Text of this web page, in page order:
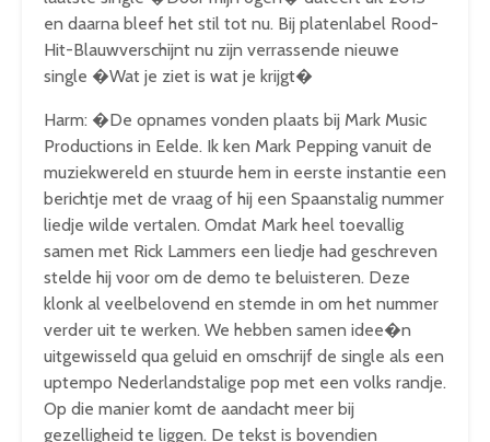
en daarna bleef het stil tot nu. Bij platenlabel Rood-
Hit-Blauwverschijnt nu zijn verrassende nieuwe
single �Wat je ziet is wat je krijgt�
Harm: �De opnames vonden plaats bij Mark Music
Productions in Eelde. Ik ken Mark Pepping vanuit de
muziekwereld en stuurde hem in eerste instantie een
berichtje met de vraag of hij een Spaanstalig nummer
liedje wilde vertalen. Omdat Mark heel toevallig
samen met Rick Lammers een liedje had geschreven
stelde hij voor om de demo te beluisteren. Deze
klonk al veelbelovend en stemde in om het nummer
verder uit te werken. We hebben samen idee�n
uitgewisseld qua geluid en omschrijf de single als een
uptempo Nederlandstalige pop met een volks randje.
Op die manier komt de aandacht meer bij
gezelligheid te liggen. De tekst is bovendien